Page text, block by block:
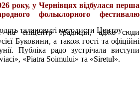
талановиті методисти Центру -
року, у Чернівцях відбулася перша
фольклорного фестивалю
на епіцентр традицій, адже сюди
Буковини, а також гості та офіційні
Публіка радо зустрічала виступи
«Piatra Soimului» та «Siretul».